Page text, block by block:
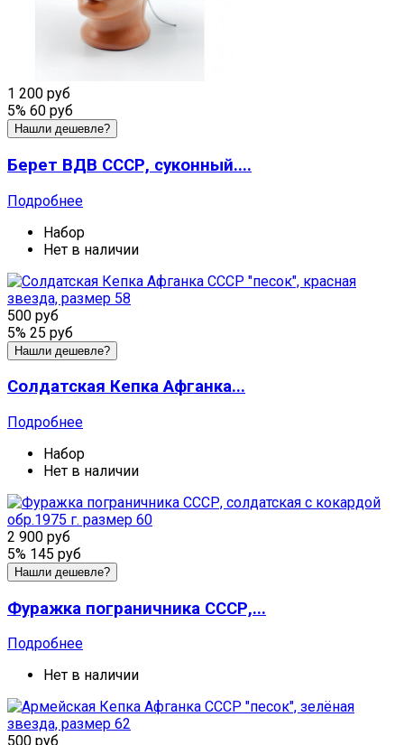
1 200 руб
5% 60 руб
Нашли дешевле?
Берет ВДВ СССР, суконный....
Подробнее
Набор
Нет в наличии
500 руб
5% 25 руб
Нашли дешевле?
Солдатская Кепка Афганка...
Подробнее
Набор
Нет в наличии
2 900 руб
5% 145 руб
Нашли дешевле?
Фуражка пограничника СССР,...
Подробнее
Нет в наличии
500 руб